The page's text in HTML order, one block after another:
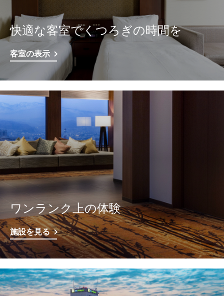
快適な客室でくつろぎの時間を
客室の表示
ワンランク上の体験
施設を見る